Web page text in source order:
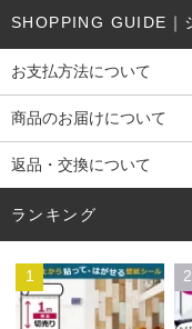
SHOPPING GUIDE｜
お支払方法について
商品のお届けについて
返品・交換について
ランキング
1 2